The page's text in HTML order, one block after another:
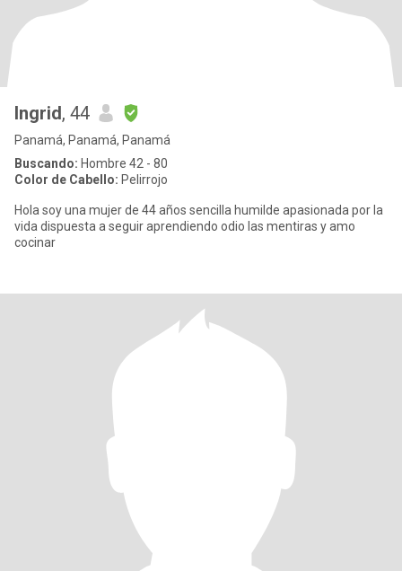
Ingrid, 44
Panamá, Panamá, Panamá
Buscando: Hombre 42 - 80
Color de Cabello: Pelirrojo
Hola soy una mujer de 44 años sencilla humilde apasionada por la
vida dispuesta a seguir aprendiendo odio las mentiras y amo
cocinar